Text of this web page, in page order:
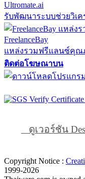
Ultromate.ai
รับพัฒนาระบบช่วยวิเ
FreelanceBay
แหล่งรวมฟรีแลนซ์คุณ
ติดต่อโฆษณาบน
ดูเวอร์ชัน
Copyright Notice :
1999-2026